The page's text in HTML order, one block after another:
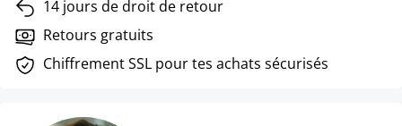
14 jours de droit de retour
Retours gratuits
Chiffrement SSL pour tes achats sécurisés